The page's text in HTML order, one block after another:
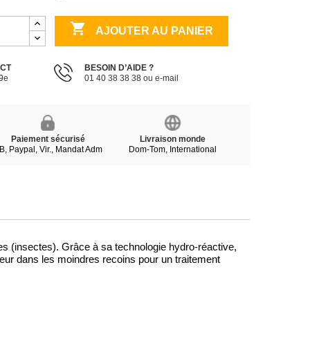
 AJOUTER AU PANIER
BESOIN D’AIDE ?
01 40 38 38 38 ou e-mail
Paiement sécurisé
Paypal, Vir., Mandat Adm
Livraison monde
Dom-Tom, International
(insectes). Grâce à sa technologie hydro-réactive,
dans les moindres recoins pour un traitement